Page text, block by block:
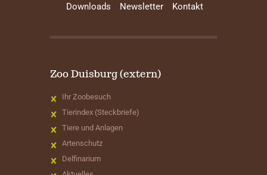
Downloads Newsletter Kontakt
Zoo Duisburg (extern)
Ihr Zoobesuch
Tierindex (Steckbriefe)
Tiere und Anlagen
Artenschutz
Delfinarium